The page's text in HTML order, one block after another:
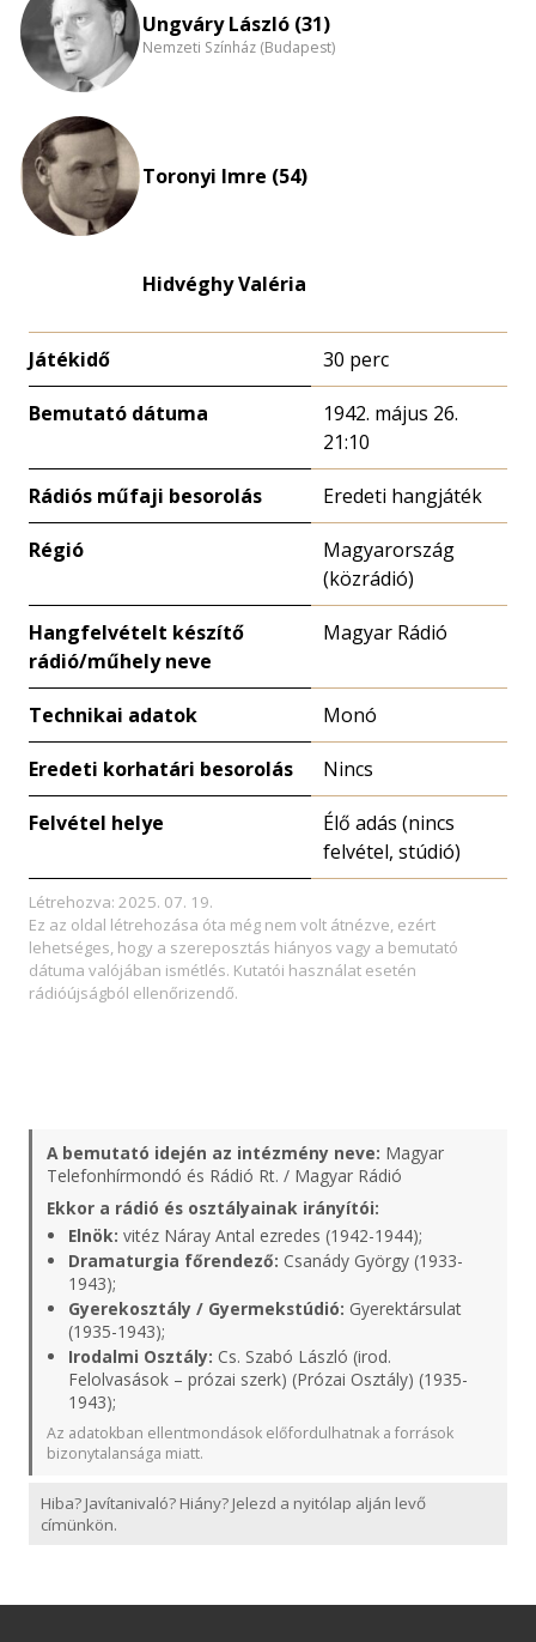
nagyítása
Ungváry László (31)
Nemzeti Színház (Budapest)
Toronyi Imre (54)
Hidvéghy Valéria
Játékidő 30 perc
Bemutató dátuma
1942. május 26.
21:10
Rádiós műfaji besorolás Eredeti hangjáték
Régió
Magyarország
(közrádió)
Hangfelvételt készítő
rádió/műhely neve
Magyar Rádió
Technikai adatok Monó
Eredeti korhatári besorolás Nincs
Felvétel helye
Élő adás (nincs
felvétel, stúdió)
Létrehozva: 2025. 07. 19.
Ez az oldal létrehozása óta még nem volt átnézve, ezért
lehetséges, hogy a szereposztás hiányos vagy a bemutató
dátuma valójában ismétlés. Kutatói használat esetén
rádióújságból ellenőrizendő.
A bemutató idején az intézmény neve: Magyar
Telefonhírmondó és Rádió Rt. / Magyar Rádió
Ekkor a rádió és osztályainak irányítói:
Elnök: vitéz Náray Antal ezredes (1942-1944);
Dramaturgia főrendező: Csanády György (1933-
1943);
Gyerekosztály / Gyermekstúdió: Gyerektársulat
(1935-1943);
Irodalmi Osztály: Cs. Szabó László (irod.
Felolvasások – prózai szerk) (Prózai Osztály) (1935-
1943);
Az adatokban ellentmondások előfordulhatnak a források
bizonytalansága miatt.
Hiba? Javítanivaló? Hiány? Jelezd a nyitólap alján levő
címünkön.